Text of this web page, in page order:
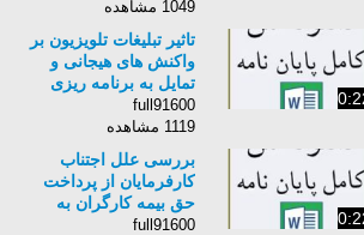
1049 مشاهده
تاثیر تبلیغات تلویزیون بر
واکنش های هیجانی و
تمایل به برنامه ریزی
رفتاری مشتریان بیمه
full91600
1119 مشاهده
بررسی علل اجتناب
کارفرمایان از پرداخت
حق بیمه کارگران به
سازمان تامین اجتماعی
full91600